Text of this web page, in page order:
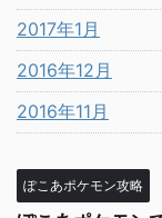
2017年1月
2016年12月
2016年11月
ぽこあポケモン攻略